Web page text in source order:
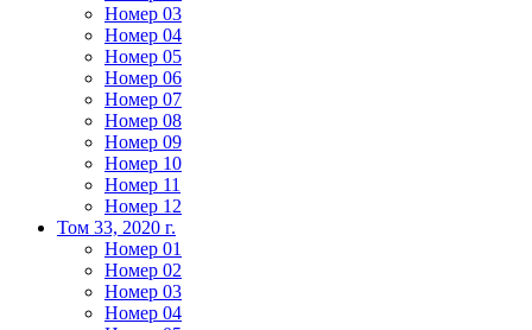
Номер 03
Номер 04
Номер 05
Номер 06
Номер 07
Номер 08
Номер 09
Номер 10
Номер 11
Номер 12
Том 33, 2020 г.
Номер 01
Номер 02
Номер 03
Номер 04